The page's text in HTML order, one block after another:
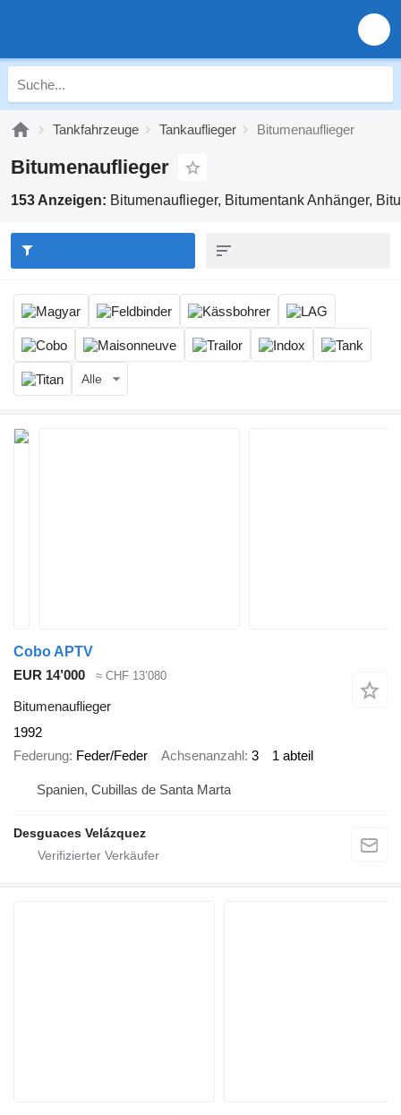
Tankfahrzeuge Tankauflieger Bitumenauflieger
Bitumenauflieger
153 Anzeigen: Bitumenauflieger, Bitumentank Anhänger,
Alle
Cobo APTV
EUR 14’000
≈ CHF 13’080
Bitumenauflieger
1992
Federung Feder/Feder Achsenanzahl 3 1 abteil
Spanien, Cubillas de Santa Marta
Desguaces Velázquez